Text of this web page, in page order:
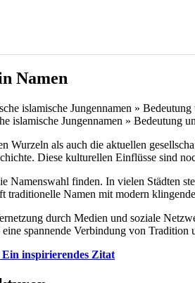
Namen
islamische Jungennamen » Bedeutung
Wurzeln als auch die aktuellen
Diese kulturellen Einflüsse sind
Namenswahl finden. In vielen Städten
Namen mit modern
durch Medien und soziale
spannende Verbindung von
inspirierendes Zitat